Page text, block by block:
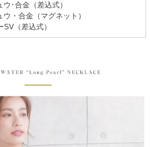
･合金（差込式）
・合金（マグネット）
（差込式）